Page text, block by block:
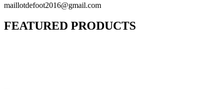
maillotdefoot2016@gmail.com
FEATURED PRODUCTS